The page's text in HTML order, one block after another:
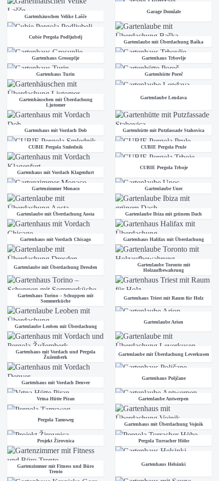
Gartenhäuschen Velike Lašče
Garage Domžale
Cubie Pergola Podljubelj
Gartenlaube mit Überdachung Baška
Gartenhaus Grosuplje Gartenhaus Trbovlje
Gartenhaus Turin Gartenhütte Poreč
Gartenhäuschen mit Überdachung
Ljutomer
Gartenlaube Lendava
Gartenhaus mit Vordach Dob Gartenhütte mit Putzfassade Stahovica
CUBIE Pergola Smlednik CUBIE Pergola Prule
Gartenhaus mit Vordach Klagenfurt
CUBIE Pergola Trboje
Gartenzimmer Monaco Gartenlaube Unec
Gartenlaube mit Überdachung Aosta Gartenlaube Ibiza mit grünem Dach
Gartenhaus mit Vordach Chicago Gartenhaus Halifax mit Überdachung
Gartenlaube mit Überdachung Dresden
Gartenlaube Toronto mit
Holzaufbewahrung
Gartenhaus Torino – Schuppen mit
Sommerküche
Gartenhaus Triest mit Raum für Holz
Gartenlaube Leoben mit Überdachung
Gartenlaube Arion
Gartenhaus mit Vordach und Pergola
Žužemberk
Gartenlaube mit Überdachung Leverkusen
Gartenhaus mit Vordach Denver
Gartenhaus Poljčane
Vrtna Hütte Piran Gartenlaube Antwerpen
Pergola Tamsweg
Gartenhaus mit Überdachung Vojnik
Projekt Žirovnica Pergola Turracher Höhe
Gartenzimmer mit Fitness und Büro
Trento
Gartenhaus Helsinki